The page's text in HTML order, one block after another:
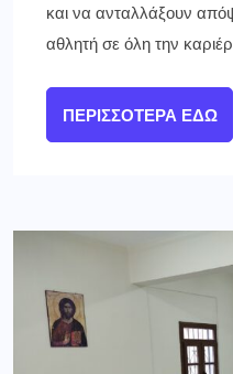
και να ανταλλάξουν
αθλητή σε όλη την
ΠΕΡΙΣΣΌΤΕΡΑ ΕΔΏ